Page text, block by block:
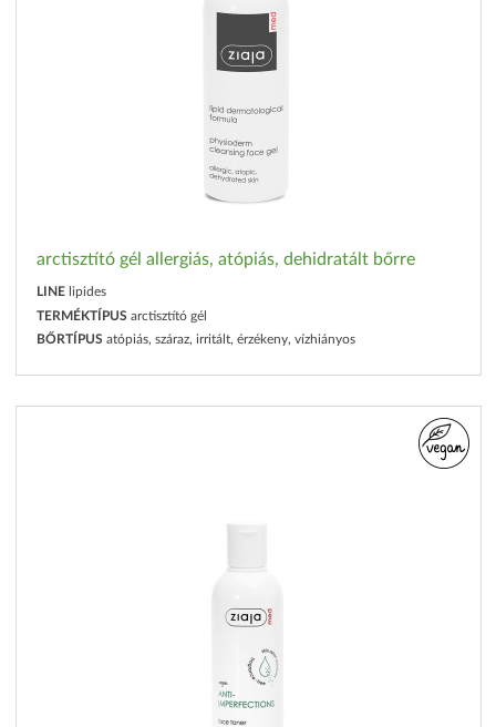
arctisztító gél allergiás, atópiás, dehidratált bőrre
LINE lipides
TERMÉKTÍPUS arctisztító gél
BŐRTÍPUS atópiás, száraz, irritált, érzékeny, vízhiányos